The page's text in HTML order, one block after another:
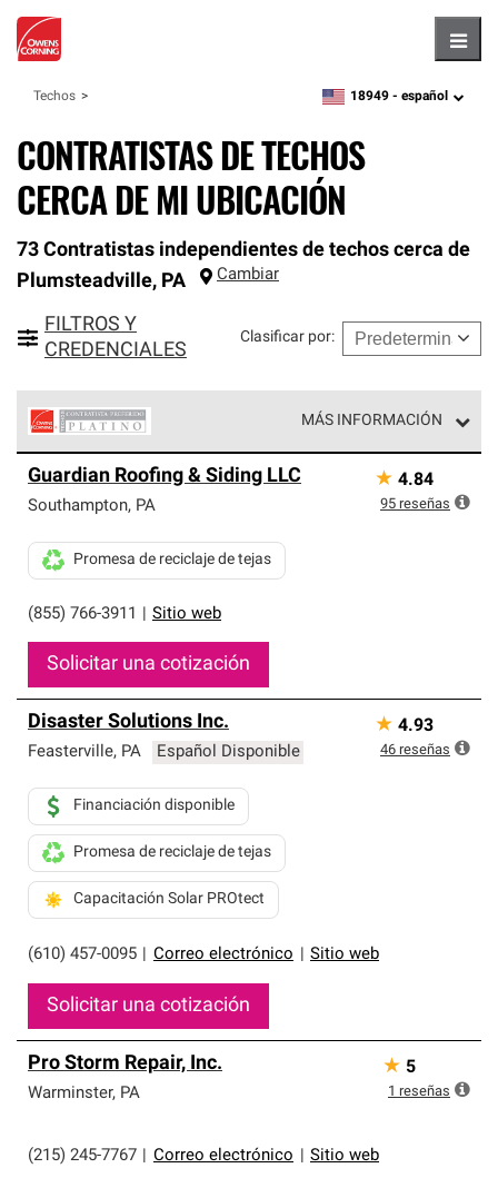
Techos zipcode,language
18949 - español
CONTRATISTAS DE TECHOS
CERCA DE MI UBICACIÓN
73 Contratistas independientes de techos cerca de
Plumsteadville, PA Cambiar
FILTROS Y
CREDENCIALES
Clasificar por:
MÁS INFORMACIÓN
Corning constituyen el nivel superior de nuestra red
exclusiva y cumplen con estándares estrictos de
Solo ellos pueden ofrecer nuestra mejor garantía de
sistemas de techos.
Guardian Roofing & Siding LLC
Southampton, PA
(855) 766-3911 Sitio web
Promesa de reciclaje de tejas
Solicitar una cotización
★ 4.84
95 reseñas
Disaster Solutions Inc.
Feasterville, PA Español Disponible
(610) 457-0095 Correo electrónico Sitio web
Financiación disponible
Promesa de reciclaje de tejas
Capacitación Solar PROtect
Solicitar una cotización
★ 4.93
46 reseñas
Pro Storm Repair, Inc.
Warminster, PA
(215) 245-7767 Correo electrónico Sitio web
★ 5
1 reseñas